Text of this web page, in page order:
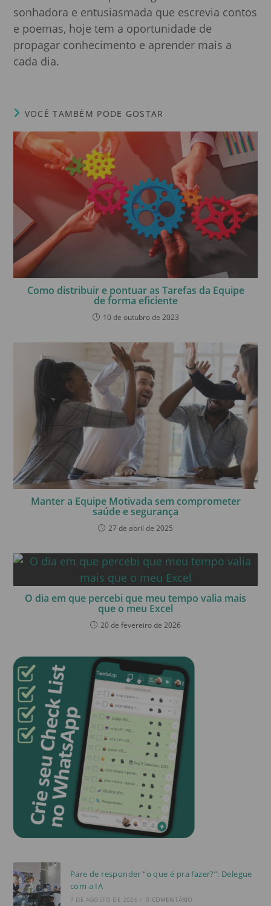
sonhadora e entusiasmada que escrevia contos
e poemas, hoje tem a oportunidade de
propagar conhecimento e aprender mais a
cada dia.
VOCÊ TAMBÉM PODE GOSTAR
Como distribuir e pontuar as Tarefas da Equipe
de forma eficiente
10 de outubro de 2023
Manter a Equipe Motivada sem comprometer
saúde e segurança
27 de abril de 2025
O dia em que percebi que meu tempo valia mais
que o meu Excel
20 de fevereiro de 2026
Pare de responder “o que é pra fazer?”: Delegue
com a IA
7 DE AGOSTO DE 2026 / 0 COMENTÁRIO